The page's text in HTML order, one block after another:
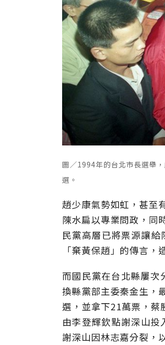
圖／1994年的台北市長選舉
選。
趙少康氣勢如虹，甚至
陳水扁以專業問政，同
民黨高層已將票源讓
「棄黃保趙」的傳言
而國民黨在台北縣屢次
換縣黨部主委秦金生，
選，並拿下21萬票，蔡
由李登輝欽點謝深山投
謝深山因林志嘉分裂，